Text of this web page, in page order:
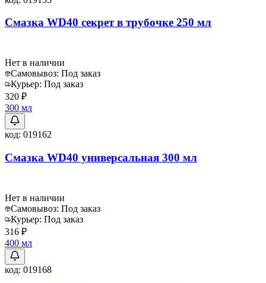
Смазка WD40 секрет в трубочке 250 мл
Нет в наличии
Самовывоз: Под заказ
Курьер: Под заказ
320 ₽
300 мл
код: 019162
Смазка WD40 универсальная 300 мл
Нет в наличии
Самовывоз: Под заказ
Курьер: Под заказ
316 ₽
400 мл
код: 019168